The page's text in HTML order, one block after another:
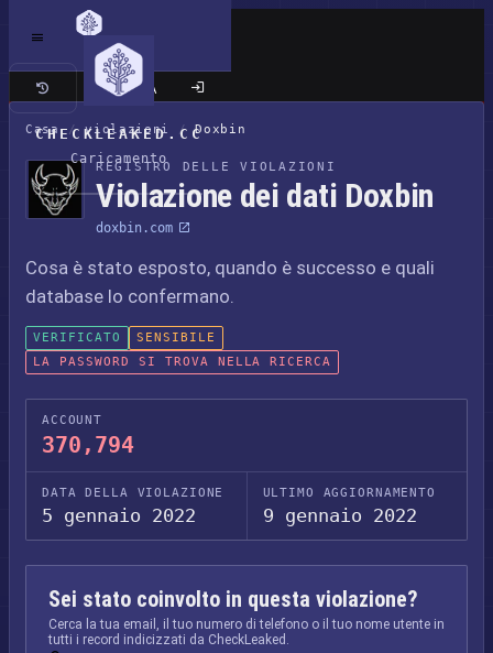
CHECKLEAKED.CC
Caricamento
Sito classico
Casa / violazioni / Doxbin
REGISTRO DELLE VIOLAZIONI
Violazione dei dati Doxbin
doxbin.com
Cosa è stato esposto, quando è successo e quali
database lo confermano.
VERIFICATO
SENSIBILE
LA PASSWORD SI TROVA NELLA RICERCA
ACCOUNT
370,794
DATA DELLA VIOLAZIONE
5 gennaio 2022
ULTIMO AGGIORNAMENTO
9 gennaio 2022
Sei stato coinvolto in questa violazione?
Cerca la tua email, il tuo numero di telefono o il tuo nome utente in
tutti i record indicizzati da CheckLeaked.